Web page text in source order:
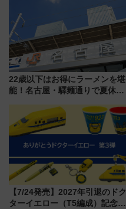
22歳以下はお得にラーメンを堪
能！名古屋・驛麺通りで夏休み
よりスタート
【7/24発売】2027年引退のドク
ターイエロー（T5編成）記念グ